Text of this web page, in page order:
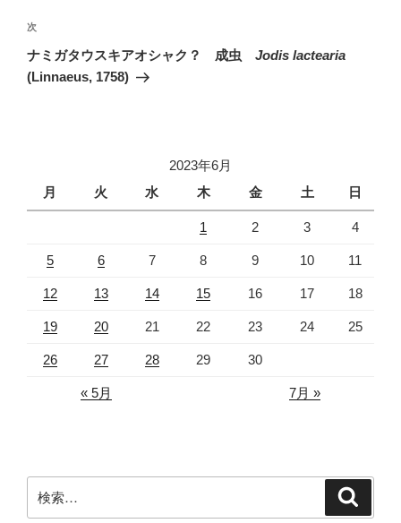
ゲ
ー
シ
次
の
投
次
ナミガタウスキアオシャク？ 成虫 Jodis lactearia
(Linnaeus, 1758)
2023年6月
月
火 水 木 金 土 日
1 2 3 4
5 6 7 8 9 10 11
12 13 14 15 16 17 18
19 20 21 22 23 24 25
26 27 28 29 30
« 5月 7月 »
索: